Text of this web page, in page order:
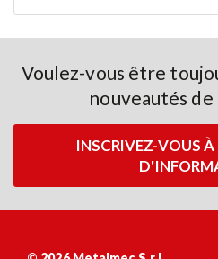
Voulez-vous être
nouveautés de
INSCRIVEZ-VOUS